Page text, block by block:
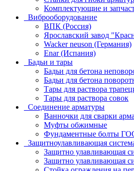
Комплектующие и
Виброоборудование
ВПК (Россия)
Ярославский завод
Wacker neuson (Германия)
Enar (Испания)
Бадьи и тары
Бадьи для бетона
Бадьи для бетона
Тары для раствора
Тары для раствора совок
Соединение арматуры
Ванночки для сварки
Муфты обжимные
Фундаментные болты
Защитноулавливающая
Защитно улавливающая
Защитно улавливающая